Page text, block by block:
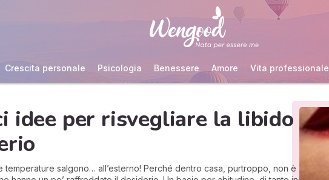
Crescita personale Psicologia Benessere Amore Vita professionale
idee per risvegliare la libido
temperature salgono… all’esterno! Perché dentro casa, purtroppo, non è